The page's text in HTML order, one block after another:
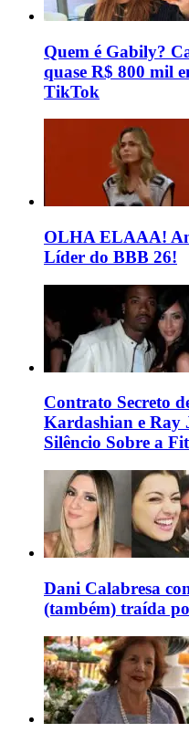
Quem é Gabily?
quase R$ 800 mil
TikTok
OLHA ELAAA!
Líder do BBB 26!
Contrato Secreto
Kardashian e Ray
Silêncio Sobre a
Dani Calabresa
(também) traída